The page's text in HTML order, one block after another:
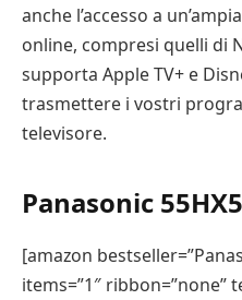
anche l’accesso a
online, compresi quelli di
supporta Apple TV+ e
trasmettere i vostri
televisore.
Panasonic
[amazon
items=”1″ ribbon=”none”